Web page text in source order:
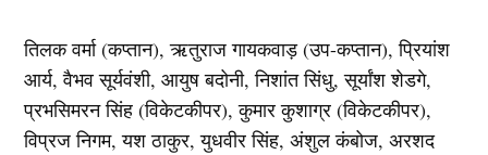
तिलक वर्मा (कप्तान), ऋतुराज गायकवाड़ (उप-कप्तान), प्रियांश
आर्य, वैभव सूर्यवंशी, आयुष बदोनी, निशांत सिंधु, सूर्यांश शेडगे,
प्रभसिमरन सिंह (विकेटकीपर), कुमार कुशाग्र (विकेटकीपर),
विप्रज निगम, यश ठाकुर, युधवीर सिंह, अंशुल कंबोज, अरशद